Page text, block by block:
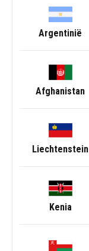
Argentinië
Afghanistan
Liechtenstein
Kenia